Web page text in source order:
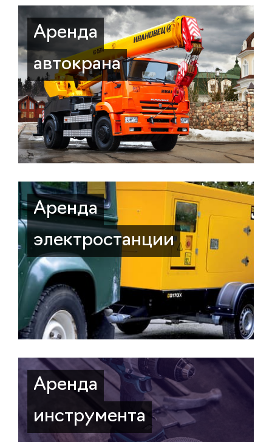
Аренда
автокрана
Аренда
электростанции
Аренда
инструмента